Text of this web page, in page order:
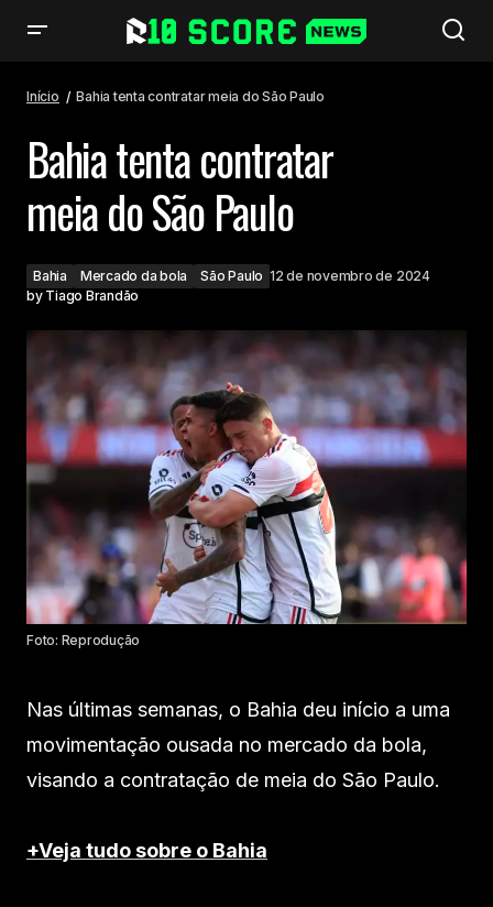
Início Bahia tenta contratar meia do São Paulo
Bahia tenta contratar
meia do São Paulo
Bahia Mercado da bola São Paulo 12 de novembro de 2024
by Tiago Brandão
Foto: Reprodução
Nas últimas semanas, o Bahia deu início a uma
movimentação ousada no mercado da bola,
visando a contratação de meia do São Paulo.
+Veja tudo sobre o Bahia